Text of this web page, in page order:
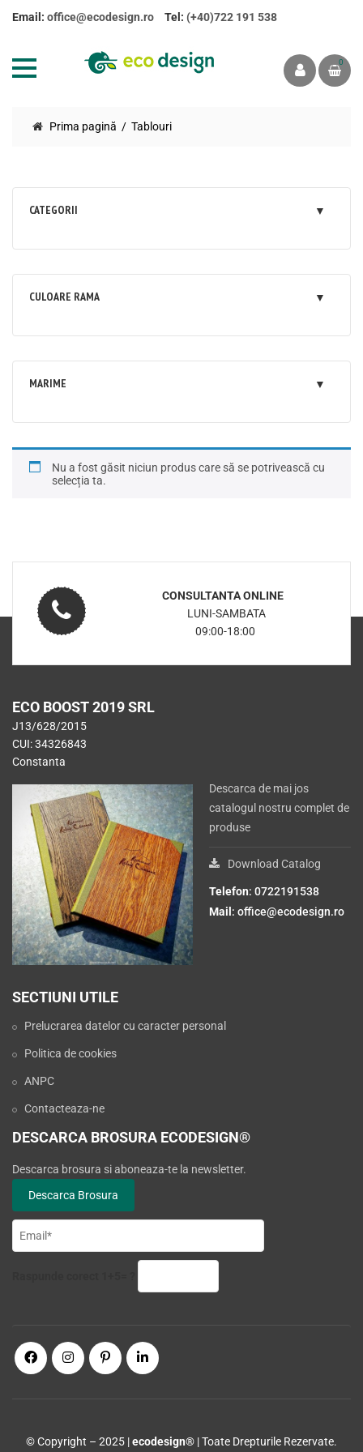
Email: office@ecodesign.ro Tel: (+40)722 191 538
0
Prima pagină Tablouri
CATEGORII
CULOARE RAMA
MARIME
Nu a fost găsit niciun produs care să se potrivească cu
selecția ta.
CONSULTANTA ONLINE
LUNI-SAMBATA
09:00-18:00
ECO BOOST 2019 SRL
J13/628/2015
CUI: 34326843
Constanta
Descarca de mai jos
catalogul nostru complet de
produse
Download Catalog
Telefon: 0722191538
Mail : office@ecodesign.ro
SECTIUNI UTILE
Prelucrarea datelor cu caracter personal
Politica de cookies
ANPC
Contacteaza-ne
DESCARCA BROSURA ECODESIGN®
Descarca brosura si aboneaza-te la newsletter.
© Copyright – 2025 |ecodesign® | Toate Drepturile Rezervate.